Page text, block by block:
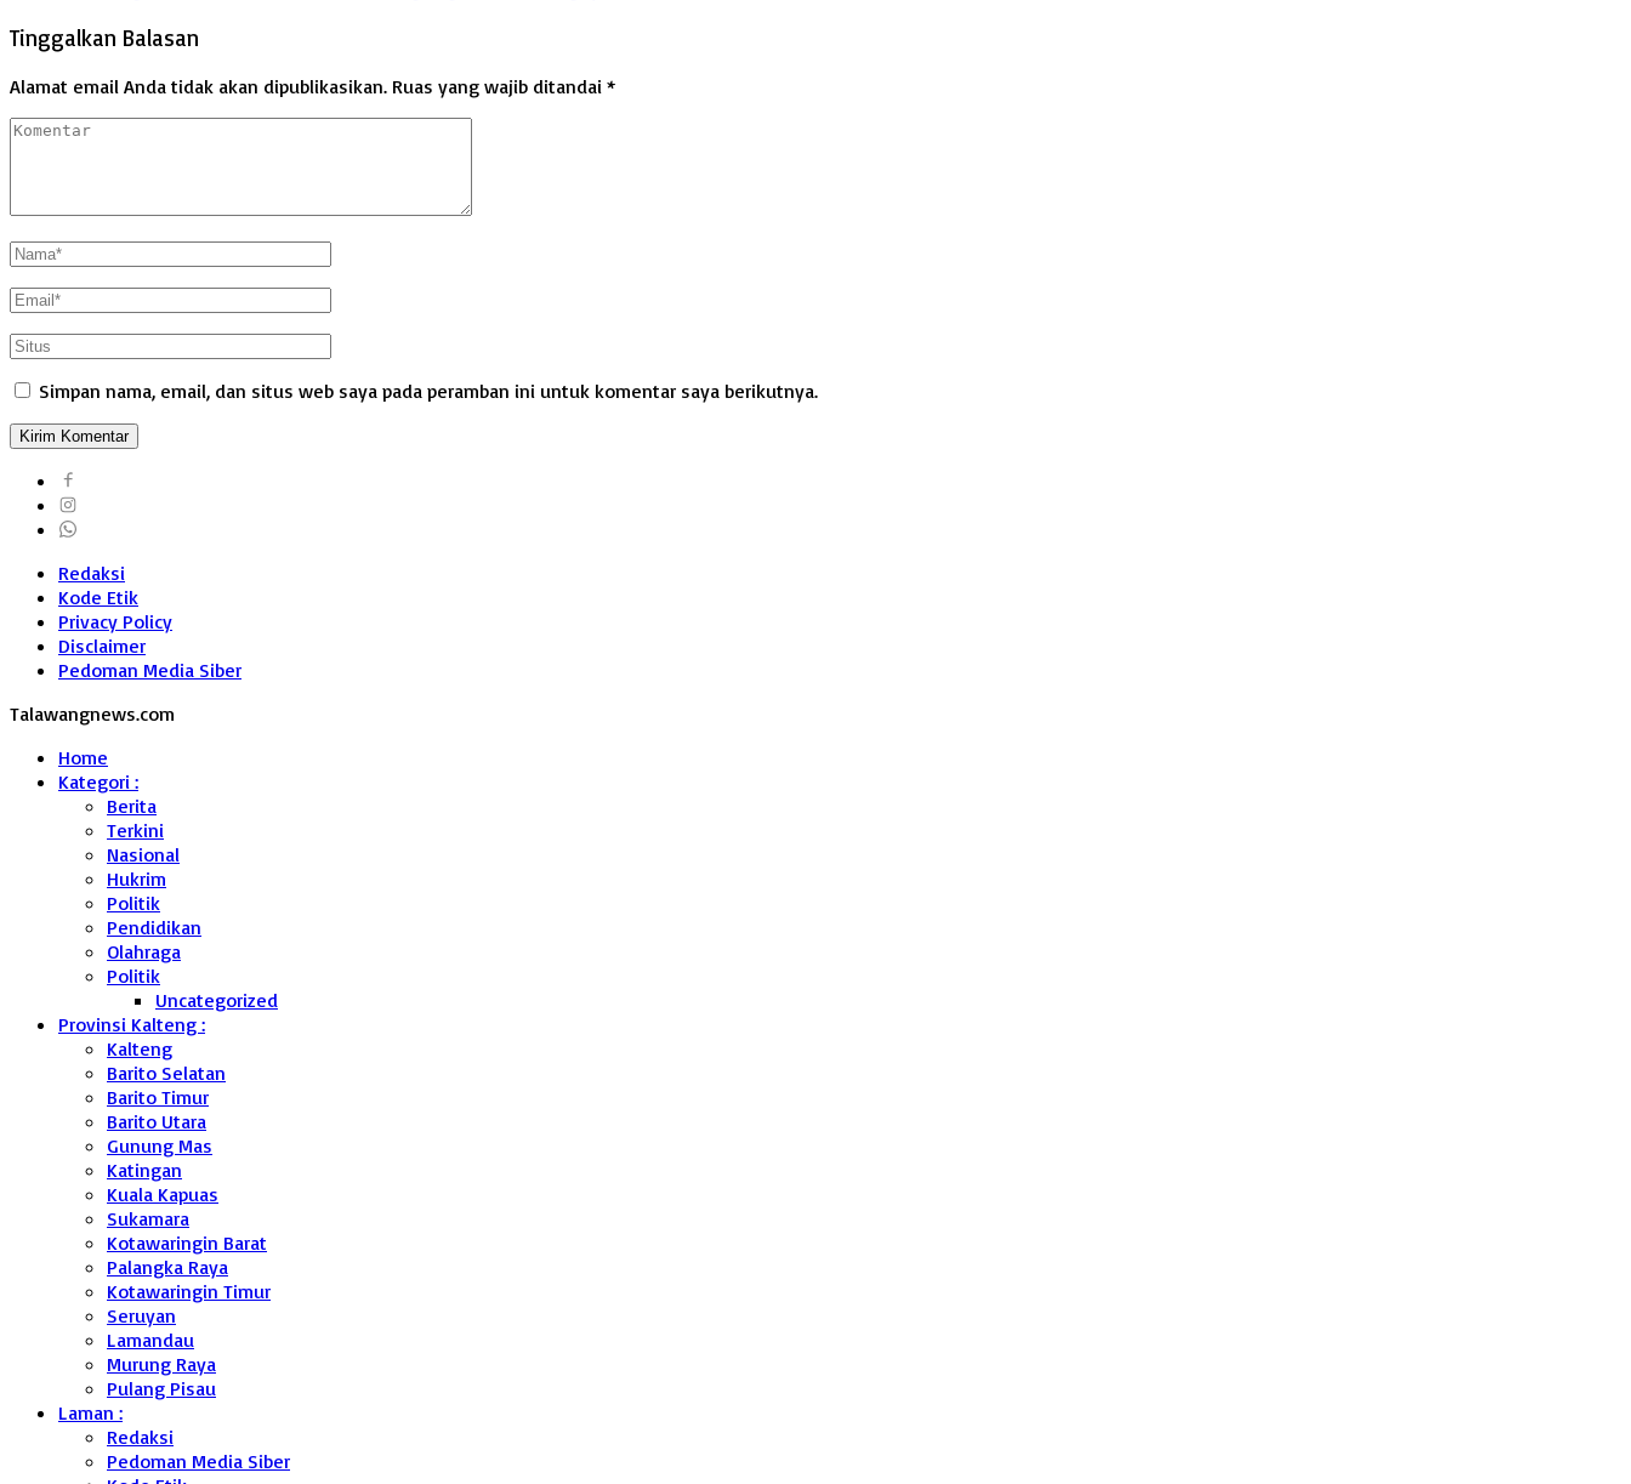
Tinggalkan Balasan
Alamat email Anda tidak akan dipublikasikan. Ruas yang wajib ditandai *
Simpan nama, email, dan situs web saya pada peramban ini untuk komentar saya berikutnya.
Redaksi
Kode Etik
Privacy Policy
Disclaimer
Pedoman Media Siber
Talawangnews.com
Home
Kategori :
Berita
Terkini
Nasional
Hukrim
Politik
Pendidikan
Olahraga
Politik
Uncategorized
Provinsi Kalteng :
Kalteng
Barito Selatan
Barito Timur
Barito Utara
Gunung Mas
Katingan
Kuala Kapuas
Sukamara
Kotawaringin Barat
Palangka Raya
Kotawaringin Timur
Seruyan
Lamandau
Murung Raya
Pulang Pisau
Laman :
Redaksi
Pedoman Media Siber